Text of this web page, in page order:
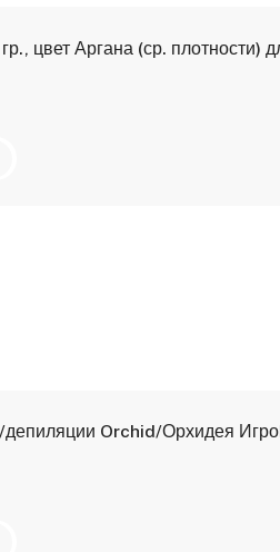
Depilflax Воск в картридже, 110 гр., цвет
Orchid/Орхидея